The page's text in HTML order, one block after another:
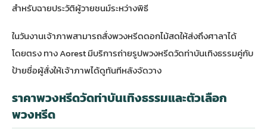
สำหรับฉายประวัติผู้วายชนม์ระหว่างพิธี
ในวันงานเจ้าภาพสามารถสั่งพวงหรีดดอกไม้สดให้ส่งถึงศาลาได้
โดยตรง ทาง Aorest มีบริการถ่ายรูปพวงหรีดวัดท่าบันเทิงธรรมคู่กับ
ป้ายชื่อผู้สั่งให้เจ้าภาพได้ดูทันทีหลังจัดวาง
ราคาพวงหรีดวัดท่าบันเทิงธรรมและตัวเลือก
พวงหรีด